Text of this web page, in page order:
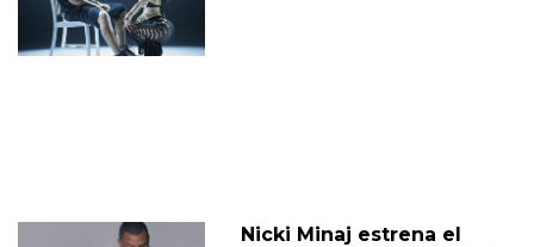
Nicki Minaj estrena el